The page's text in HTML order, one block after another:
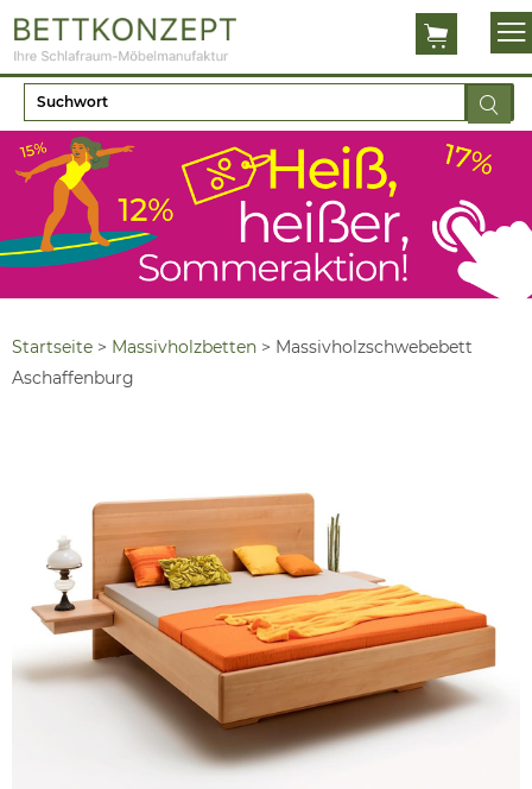
Startseite > Massivholzbetten > Massivholzschwebebett
Aschaffenburg